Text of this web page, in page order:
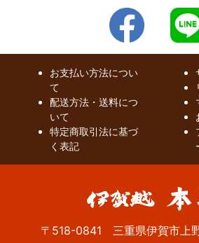
お支払い方法につい
て
配送方法・送料につ
いて
特定商取引法に基づ
く表記
〒518-0841 三重県伊賀市上